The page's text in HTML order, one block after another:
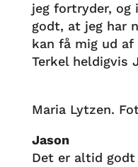
jeg fortryder, og
godt, at jeg har
kan få mig ud af
Terkel heldigvis
Maria Lytzen.
Jason
Det er altid godt